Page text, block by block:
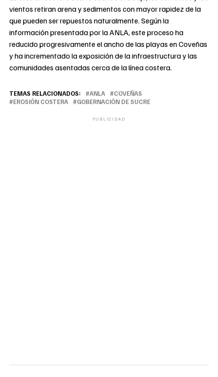
vientos retiran arena y sedimentos con mayor rapidez de la
que pueden ser repuestos naturalmente. Según la
información presentada por la ANLA, este proceso ha
reducido progresivamente el ancho de las playas en Coveñas
y ha incrementado la exposición de la infraestructura y las
comunidades asentadas cerca de la línea costera.
TEMAS RELACIONADOS: ANLA
COVEÑAS
EROSIÓN COSTERA
GOBERNACIÓN DE SUCRE
PUBLICIDAD